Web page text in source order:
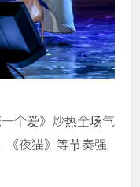
个爱》炒热全场气
《夜猫》等节奏强